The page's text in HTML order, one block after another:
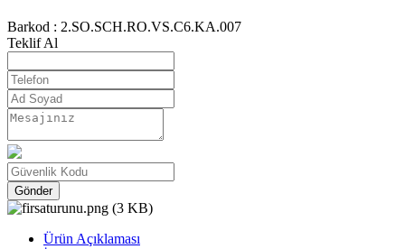
Barkod : 2.SO.SCH.RO.VS.C6.KA.007
Teklif Al
Gönder
Ürün Açıklaması